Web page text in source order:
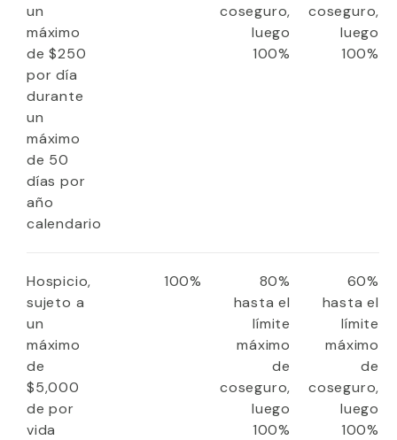
un
máximo
de $250
por día
durante
un
máximo
de 50
días por
año
calendario
coseguro,
luego
100%
coseguro,
luego
100%
Hospicio,
sujeto a
un
máximo
de
$5,000
de por
vida
100%
80%
hasta el
límite
máximo
de
coseguro,
luego
100%
60%
hasta el
límite
máximo
de
coseguro,
luego
100%